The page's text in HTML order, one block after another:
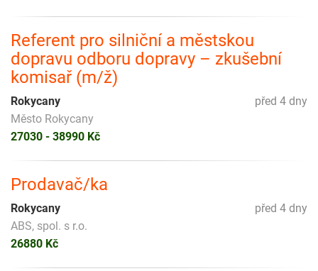
Referent pro silniční a městskou
dopravu odboru dopravy – zkušební
komisař (m/ž)
před 4 dny
Rokycany
Město Rokycany
27030 - 38990 Kč
Prodavač/ka
před 4 dny
Rokycany
ABS, spol. s r.o.
26880 Kč